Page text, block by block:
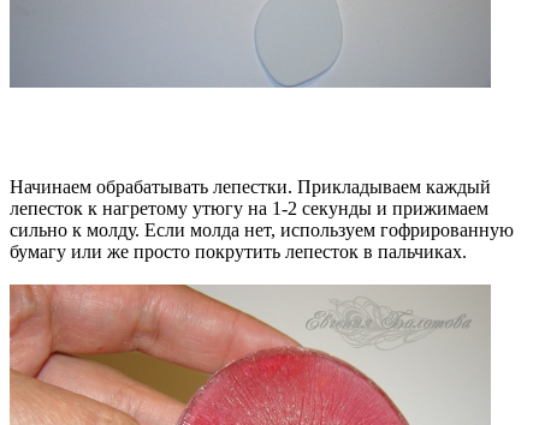
Начинаем обрабатывать лепестки. Прикладываем каждый
лепесток к нагретому утюгу на 1-2 секунды и прижимаем
сильно к молду. Если молда нет, используем гофрированную
бумагу или же просто покрутить лепесток в пальчиках.